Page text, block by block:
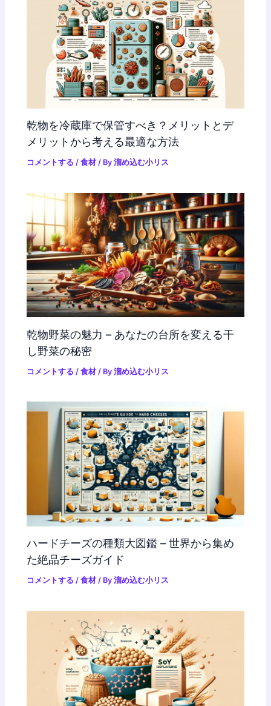
乾物を冷蔵庫で保管すべき？メリットとデ
メリットから考える最適な方法
コメントする /食材 / By溜め込む小リス
乾物野菜の魅力 – あなたの台所を変える干
し野菜の秘密
コメントする /食材 / By溜め込む小リス
ハードチーズの種類大図鑑 – 世界から集め
た絶品チーズガイド
コメントする /食材 / By溜め込む小リス